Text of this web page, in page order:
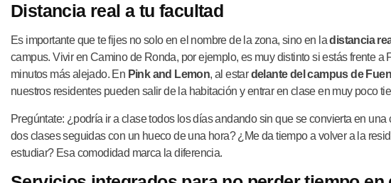
Distancia real a tu facultad
Es importante que te fijes no solo en el nombre de la zona, sino en ladistancia
campus. Vivir en Camino de Ronda, por ejemplo, es muy distinto si estás frente a
minutos más alejado. En Pink and Lemon, al estardelante del campus de
nuestros residentes pueden salir de la habitación y entrar en clase en muy poco
Pregúntate: ¿podría ir a clase todos los días andando sin que se convierta en
dos clases seguidas con un hueco de una hora? ¿Me da tiempo a volver a la
estudiar? Esa comodidad marca la diferencia.